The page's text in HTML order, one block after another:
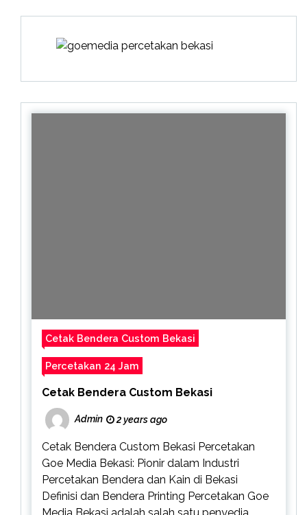
Cetak Bendera Custom Bekasi
Percetakan 24 Jam
Cetak Bendera Custom Bekasi
Admin 2 years ago
Cetak Bendera Custom Bekasi Percetakan
Goe Media Bekasi: Pionir dalam Industri
Percetakan Bendera dan Kain di Bekasi
Definisi dan Bendera Printing Percetakan Goe